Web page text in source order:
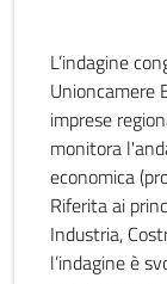
L’indagine
Unioncamere
imprese
monitora
economica
Riferita ai
Industria,
l’indagine è